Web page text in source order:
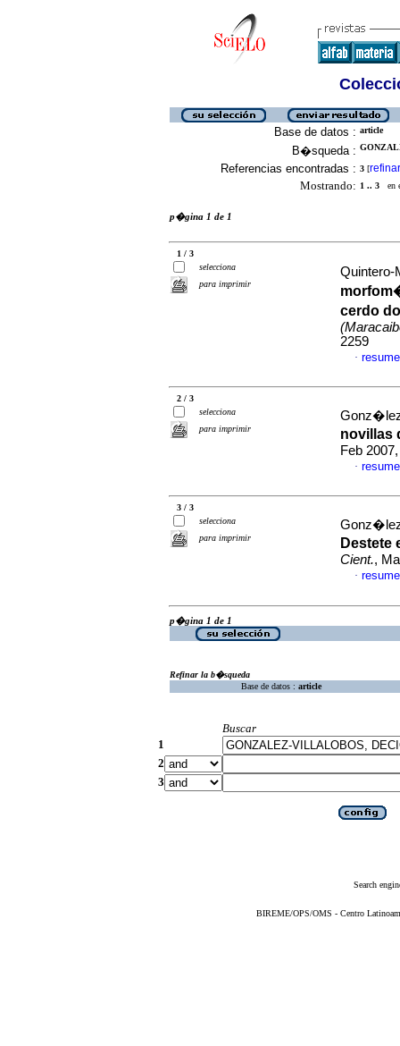
Base de datos : article
B�squeda :
Referencias encontradas : 3 [refinar
Mostrando: 1 .. 3 en
p�gina 1 de 1
1 / 3
selecciona
para imprimir
Quintero-
cerdo
2259
·
2 / 3
selecciona
para imprimir
novillas
Feb
·
3 / 3
selecciona
para imprimir
Destete
Cient.,
·
p�gina 1 de 1
Refinar la b�squeda
Base de datos : article
Buscar
1
2
3
Search
BIREME/OPS/OMS - Centro